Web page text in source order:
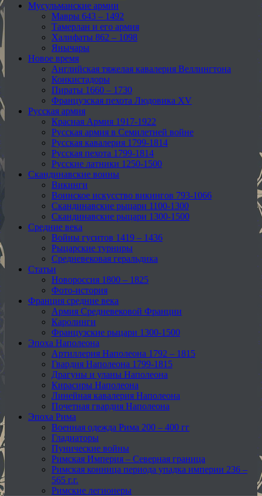
Мусульманские армии
Мавры 643 – 1492
Тамерлан и его армия
Халифаты 862 – 1098
Янычары
Новое время
Английская тяжелая кавалерия Веллингтона
Конкистадоры
Пираты 1660 – 1730
Французская пехота Людовика XV
Русская армия
Красная Армия 1917-1922
Русская армия в Семилетней войне
Русская кавалерия 1799-1814
Русская пехота 1799-1814
Русские латники 1250-1500
Скандинавские воины
Викинги
Воинское искусство викингов 793-1066
Скандинавские рыцари 1100-1300
Скандинавские рыцари 1300-1500
Средние века
Войны гуситов 1419 – 1436
Рыцарские турниры
Средневековая геральдика
Статьи
Новороссия 1800 – 1825
Фото-история
Франция средние века
Армия Средневековой Франции
Каролинги
Французские рыцари 1300-1500
Эпоха Наполеона
Артиллерия Наполеона 1792 – 1815
Гвардия Наполеона 1799-1815
Драгуны и уланы Наполеона
Кирасиры Наполеона
Линейная кавалерия Наполеона
Почетная гвардия Наполеона
Эпоха Рима
Военная одежда Рима 200 – 400 гг
Гладиаторы
Пунические войны
Римская Империя – Северная граница
Римская конница периода упадка империи 236 –
565 г.г.
Римские легионеры